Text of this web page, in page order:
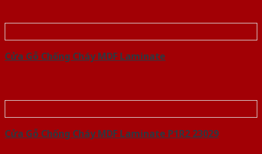
Cửa Gỗ Chống Cháy MDF Laminate
Cửa Gỗ Chống Cháy MDF Laminate P1R2 23029